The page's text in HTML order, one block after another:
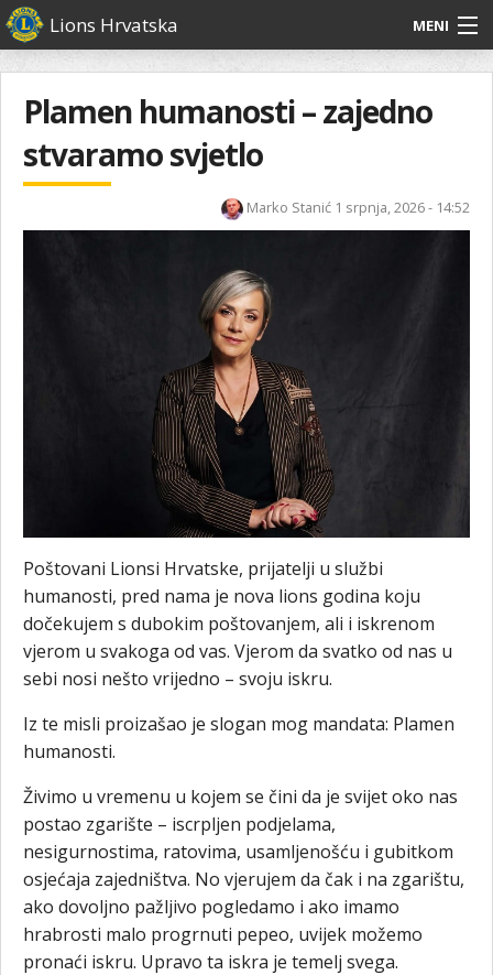
Skoči
na
glavni
Lions Hrvatska MENI
O nama
Lions Distrikt 126
Naši projekti
Glavni
izbornik
O
nama
Lions
Distrikt
126
projekti
Plamen humanosti – zajedno
stvaramo svjetlo
Marko Stanić 1 srpnja, 2026 - 14:52
Poštovani Lionsi Hrvatske, prijatelji u službi
humanosti, pred nama je nova lions godina koju
dočekujem s dubokim poštovanjem, ali i iskrenom
vjerom u svakoga od vas. Vjerom da svatko od nas u
sebi nosi nešto vrijedno – svoju iskru.
Iz te misli proizašao je slogan mog mandata: Plamen
humanosti.
Živimo u vremenu u kojem se čini da je svijet oko nas
postao zgarište – iscrpljen podjelama,
nesigurnostima, ratovima, usamljenošću i gubitkom
osjećaja zajedništva. No vjerujem da čak i na zgarištu,
ako dovoljno pažljivo pogledamo i ako imamo
hrabrosti malo progrnuti pepeo, uvijek možemo
pronaći iskru. Upravo ta iskra je temelj svega.